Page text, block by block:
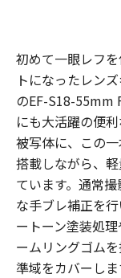
初めて一眼レフ
トになったレン
のEF-S18-55mm
にも大活躍の便
被写体に、この
搭載しながら、
ています。通常
な手ブレ補正を
ートーン塗装処
ームリングゴム
準域をカバーしま